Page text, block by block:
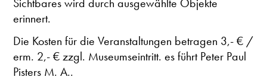
Sichtbares wird durch ausgewählte Objekte
erinnert.
Die Kosten für die Veranstaltungen betragen 3,- € /
erm. 2,- € zzgl. Museumseintritt. es führt Peter Paul
Pisters M. A..